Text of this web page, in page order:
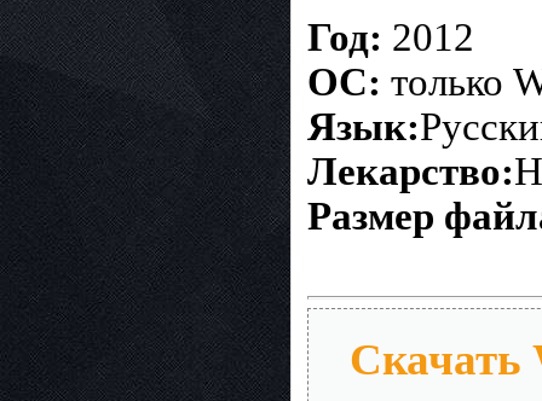
Год: 2012
ОС: только
Язык:
Лекарство:
Размер
Скачать